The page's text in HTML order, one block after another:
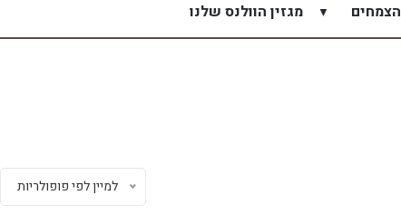
מגזין הוולנס שלנו
למיין לפי פופולריות